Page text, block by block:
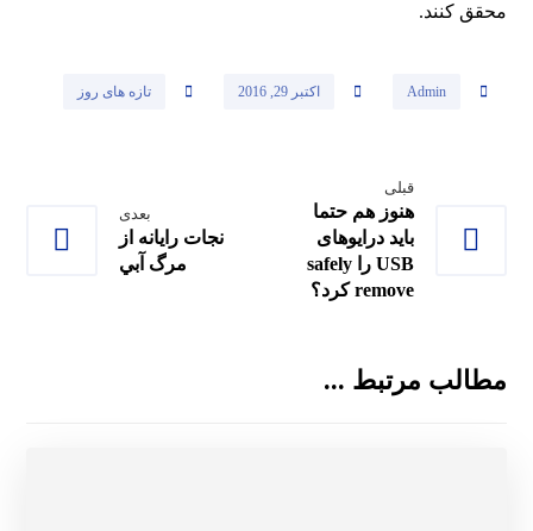
محقق کنند.
Admin اکتبر 29, 2016 تازه های روز
قبلی
هنوز هم حتما
باید درایوهای
USB را safely
remove کرد؟
بعدی
ﻧﺠﺎﺕ ﺭﺍﻳﺎﻧﻪ ﺍﺯ
ﻣﺮگ ﺁﺑﻲ
مطالب مرتبط ...